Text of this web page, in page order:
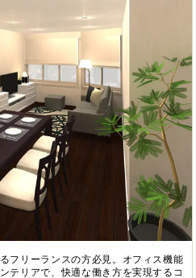
フリーランスの方必見。オフィス機能
テリアで、快適な働き方を実現するコ